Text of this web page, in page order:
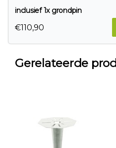
inclusief 1x grondpin
€110,90
Gerelateerde